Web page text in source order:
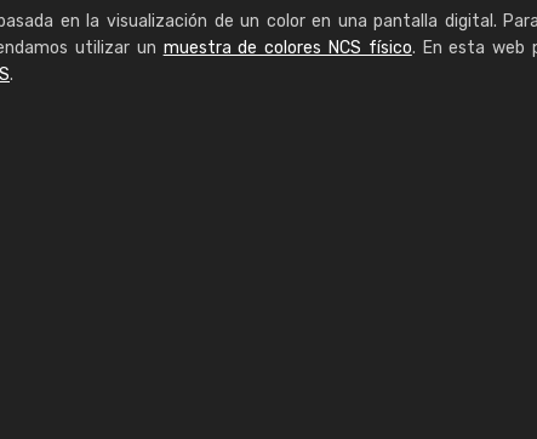
en la visualización de un color en una pantalla digital.
utilizar un muestra de colores NCS físico. En esta web
.